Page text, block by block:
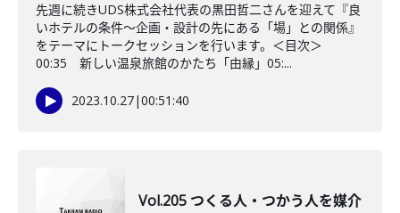
先週に続きUDS株式会社代表の黒田哲二さんを迎えて『良
いホテルの条件〜企画・設計の先にある「場」との関係』
をテーマにトークセッションを行います。＜目次＞
00:35 新しい温泉旅館のかたち「由縁」05:...
2023.10.27|00:51:40
Vol.205 つくる人・つかう人を媒介